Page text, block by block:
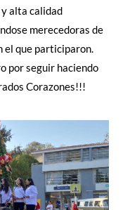
y alta calidad
merecedoras de
el que participaron.
por seguir haciendo
Corazones!!!